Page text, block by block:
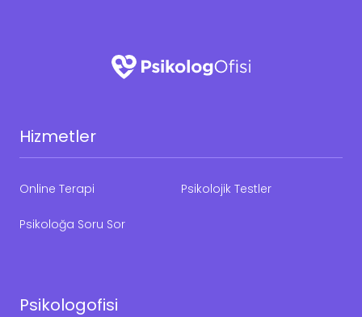
Hizmetler
Online Terapi Psikolojik Testler
Psikoloğa Soru Sor
Psikologofisi